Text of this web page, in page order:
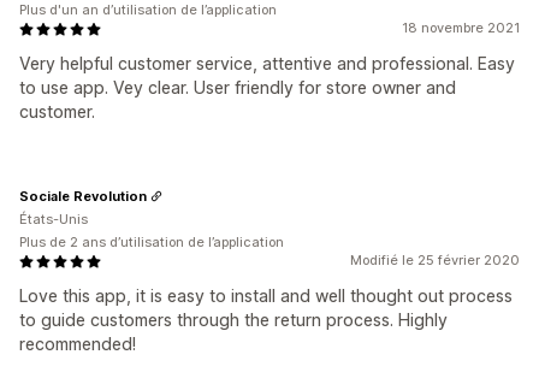
18 novembre 2021
Very helpful customer service, attentive and professional. Easy
to use app. Vey clear. User friendly for store owner and
customer.
Plus d'un an d’utilisation de l’application
Modifié le 25 février 2020
Love this app, it is easy to install and well thought out process
to guide customers through the return process. Highly
recommended!
Sociale Revolution
États-Unis
Plus de 2 ans d’utilisation de l’application